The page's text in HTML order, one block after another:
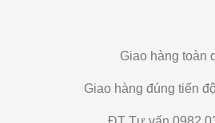
Giao hàng toàn
Giao hàng đúng tiến